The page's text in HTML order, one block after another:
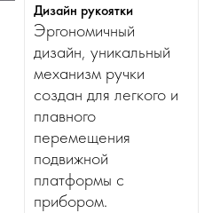
Дизайн рукоятки
Эргономичный
дизайн, уникальный
механизм ручки
создан для легкого и
плавного
перемещения
подвижной
платформы с
прибором.